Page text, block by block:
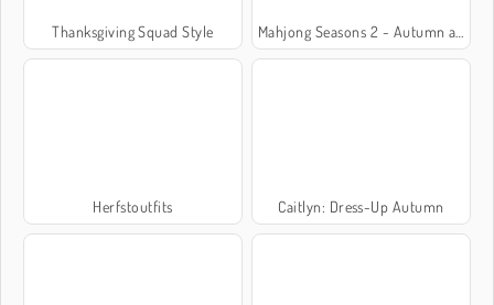
Thanksgiving Squad Style Mahjong Seasons 2 - Autumn and Winter
Herfstoutfits Caitlyn: Dress-Up Autumn